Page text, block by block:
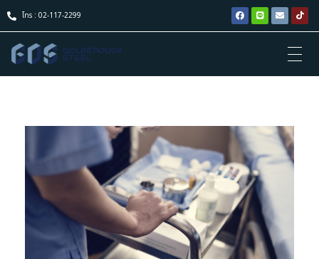
โทร : 02-117-2299